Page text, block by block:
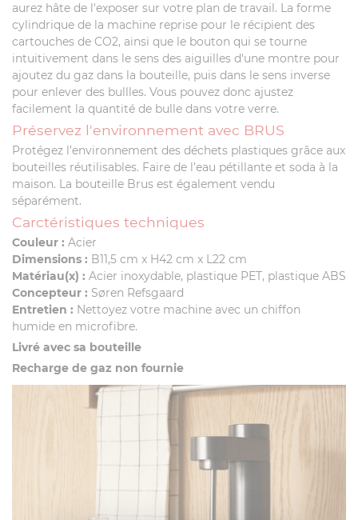
aurez hâte de l'exposer sur votre plan de travail. La forme
cylindrique de la machine reprise pour le récipient des
cartouches de CO2, ainsi que le bouton qui se tourne
intuitivement dans le sens des aiguilles d'une montre pour
ajoutez du gaz dans la bouteille, puis dans le sens inverse
pour enlever des bullles. Vous pouvez donc ajustez
facilement la quantité de bulle dans votre verre.
Préservez l'environnement avec BRUS
Protégez l’environnement des déchets plastiques grâce aux
bouteilles réutilisables. Faire de l’eau pétillante et soda à la
maison. La bouteille Brus est également vendu
séparément.
Carctéristiques techniques
Couleur : Acier
Dimensions : B11,5 cm x H42 cm x L22 cm
Matériau(x) : Acier inoxydable, plastique PET, plastique ABS
Concepteur : Søren Refsgaard
Entretien : Nettoyez votre machine avec un chiffon
humide en microfibre.
Livré avec sa bouteille
Recharge de gaz non fournie